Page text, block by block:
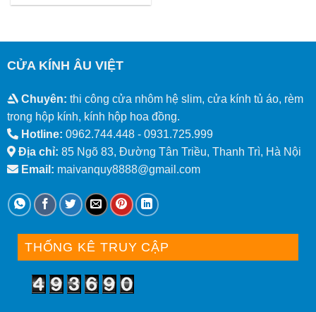
CỬA KÍNH ÂU VIỆT
Chuyên: thi công cửa nhôm hệ slim, cửa kính tủ áo, rèm
trong hộp kính, kính hộp hoa đồng.
Hotline: 0962.744.448 - 0931.725.999
Địa chỉ: 85 Ngõ 83, Đường Tân Triều, Thanh Trì, Hà Nội
Email: maivanquy8888@gmail.com
THỐNG KÊ TRUY CẬP